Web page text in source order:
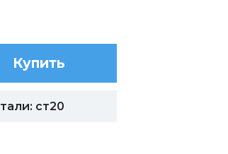
Купить
ст20